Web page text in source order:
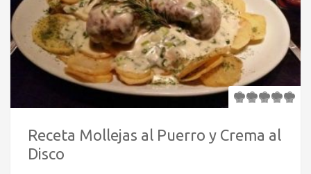
Receta Mollejas al Puerro y Crema al
Disco